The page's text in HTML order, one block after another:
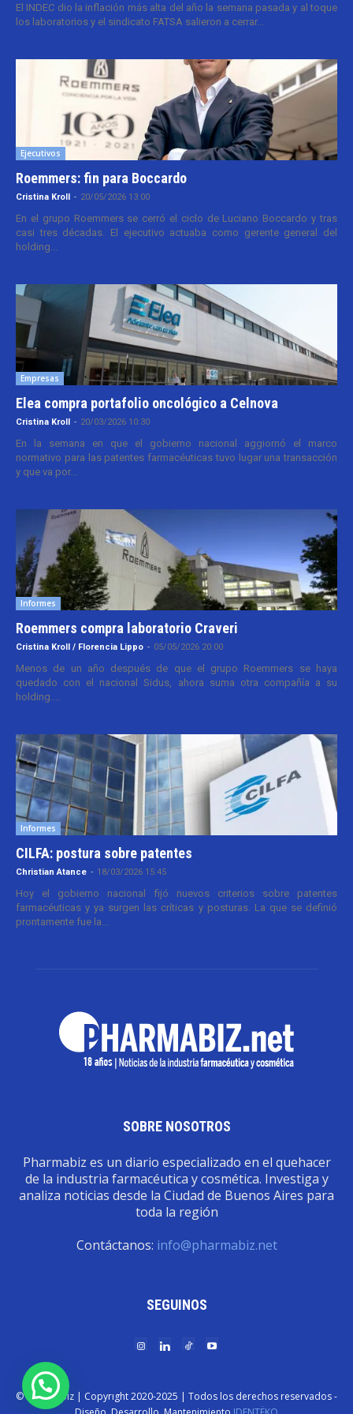
El INDEC dio la inflación más alta del año la semana pasada y al toque
los laboratorios y el sindicato FATSA salieron a cerrar...
Ejecutivos
Roemmers: fin para Boccardo
Cristina Kroll - 20/05/2026 13:00
En el grupo Roemmers se cerró el ciclo de Luciano Boccardo y tras
casi tres décadas. El ejecutivo actuaba como gerente general del
holding...
Empresas
Elea compra portafolio oncológico a Celnova
Cristina Kroll - 20/03/2026 10:30
En la semana en que el gobierno nacional aggiornó el marco
normativo para las patentes farmacéuticas tuvo lugar una transacción
y que va por...
Informes
Roemmers compra laboratorio Craveri
Cristina Kroll / Florencia Lippo - 05/05/2026 20:00
Menos de un año después de que el grupo Roemmers se haya
quedado con el nacional Sidus, ahora suma otra compañía a su
holding....
Informes
CILFA: postura sobre patentes
Christian Atance - 18/03/2026 15:45
Hoy el gobierno nacional fijó nuevos criterios sobre patentes
farmacéuticas y ya surgen las críticas y posturas. La que se definió
prontamente fue la...
SOBRE NOSOTROS
Pharmabiz es un diario especializado en el quehacer
de la industria farmacéutica y cosmética. Investiga y
analiza noticias desde la Ciudad de Buenos Aires para
toda la región
Contáctanos: info@pharmabiz.net
SEGUINOS
© Pharmabiz | Copyrıght 2020-2025 | Todos los derechos reservados -